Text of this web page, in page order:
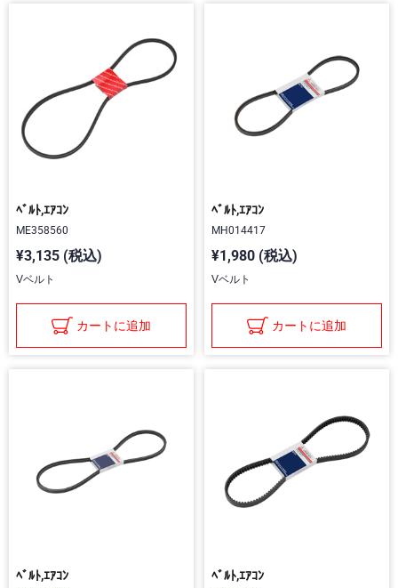
ﾍﾞﾙﾄ,ｴｱｺﾝ
ME358560
¥3,135 (税込)
Vベルト
カートに追加
ﾍﾞﾙﾄ,ｴｱｺﾝ
MH014417
¥1,980 (税込)
Vベルト
カートに追加
ﾍﾞﾙﾄ,ｴｱｺﾝ ﾍﾞﾙﾄ,ｴｱｺﾝ